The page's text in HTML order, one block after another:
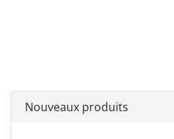
Nouveaux produits